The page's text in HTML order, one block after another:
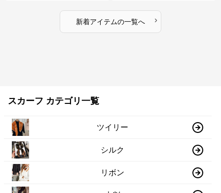
新着アイテムの一覧へ ›
スカーフ カテゴリ一覧
ツイリー
シルク
リボン